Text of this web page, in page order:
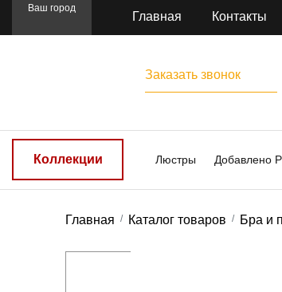
Ваш город
Главная Контакты
Заказать звонок
Коллекции Люстры Добавлено
Главная Каталог товаров Бра и